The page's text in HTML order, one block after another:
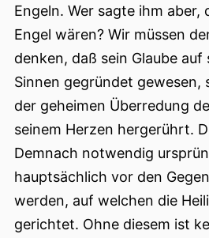
Engeln. Wer sagte ihm aber,
Engel wären? Wir müssen
denken, daß sein Glaube auf
Sinnen gegründet gewesen,
der geheimen Überredung
seinem Herzen hergerührt.
Demnach notwendig
hauptsächlich vor den
werden, auf welchen die
gerichtet. Ohne diesem ist